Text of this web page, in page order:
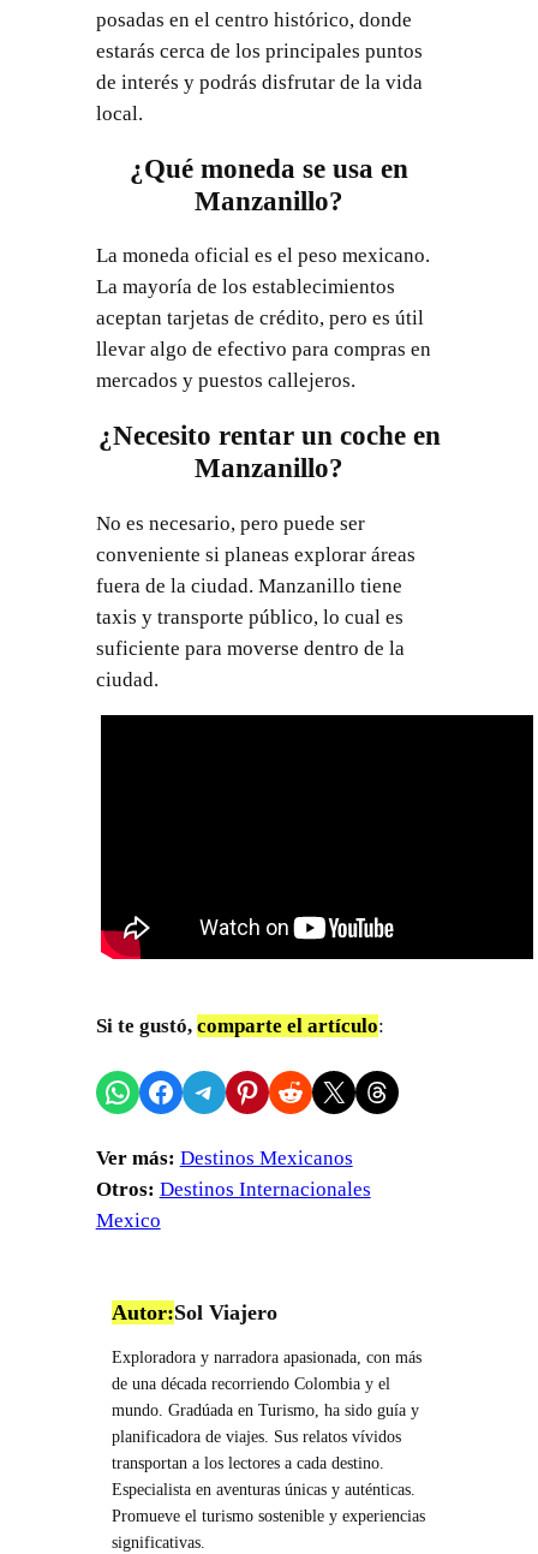
posadas en el centro histórico, donde
estarás cerca de los principales puntos
de interés y podrás disfrutar de la vida
local.
¿Qué moneda se usa en
Manzanillo?
La moneda oficial es el peso mexicano.
La mayoría de los establecimientos
aceptan tarjetas de crédito, pero es útil
llevar algo de efectivo para compras en
mercados y puestos callejeros.
¿Necesito rentar un coche en
Manzanillo?
No es necesario, pero puede ser
conveniente si planeas explorar áreas
fuera de la ciudad. Manzanillo tiene
taxis y transporte público, lo cual es
suficiente para moverse dentro de la
ciudad.
Si te gustó, comparte el artículo:
Compartir en WhatsApp
Compartir en Facebook
Compartir en Telegram
Compartir en Pinterest
Compartir en Reddit
Compartir en X Share on Threads
Ver más: Destinos Mexicanos
Otros: Destinos Internacionales
Mexico
Autor:Sol Viajero
Exploradora y narradora apasionada, con más
de una década recorriendo Colombia y el
mundo. Gradúada en Turismo, ha sido guía y
planificadora de viajes. Sus relatos vívidos
transportan a los lectores a cada destino.
Especialista en aventuras únicas y auténticas.
Promueve el turismo sostenible y experiencias
significativas.